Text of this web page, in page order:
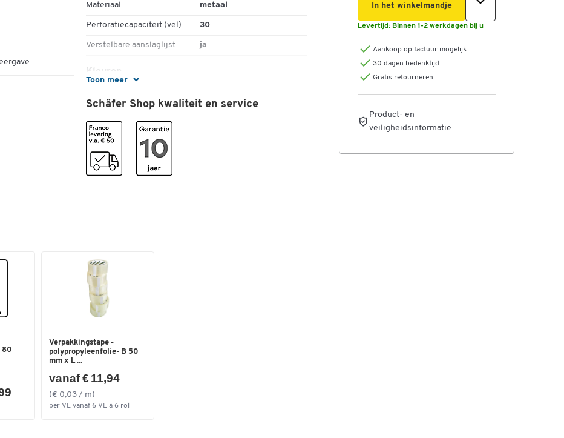
Toon meer
Materiaal metaal
Perforatiecapaciteit (vel) 30
Verstelbare aanslaglijst ja
Kleuren
Schäfer Shop kwaliteit en service
In het winkelmandje
Levertijd: Binnen 1-2 werkdagen bij u
Aankoop op factuur mogelijk
30 dagen bedenktijd
Gratis retourneren
Product- en
veiligheidsinformatie
80
Verpakkingstape -
polypropyleenfolie- B 50
mm x L ...
vanaf € 11,94
(€ 0,03 / m)
per VE vanaf 6 VE à 6 rol